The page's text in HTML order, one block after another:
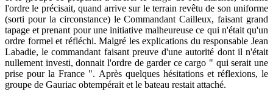
l'ordre le précisait, quand arrive sur le terrain revêtu de son uniforme
(sorti pour la circonstance) le Commandant Cailleux, faisant grand
tapage et prenant pour une initiative malheureuse ce qui n'était qu'un
ordre formel et réfléchi. Malgré les explications du responsable Jean
Labadie, le commandant faisant preuve d'une autorité dont il n'était
nullement investi, donnait l'ordre de garder ce cargo " qui serait une
prise pour la France ". Après quelques hésitations et réflexions, le
groupe de Gauriac obtempérait et le bateau restait attaché.